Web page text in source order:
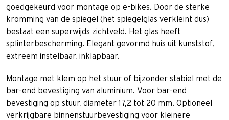
goedgekeurd voor montage op e-bikes. Door de sterke
kromming van de spiegel (het spiegelglas verkleint dus)
bestaat een superwijds zichtveld. Het glas heeft
splinterbescherming. Elegant gevormd huis uit kunststof,
extreem instelbaar, inklapbaar.
Montage met klem op het stuur of bijzonder stabiel met de
bar-end bevestiging van aluminium. Voor bar-end
bevestiging op stuur, diameter 17,2 tot 20 mm. Optioneel
verkrijgbare binnenstuurbevestiging voor kleinere